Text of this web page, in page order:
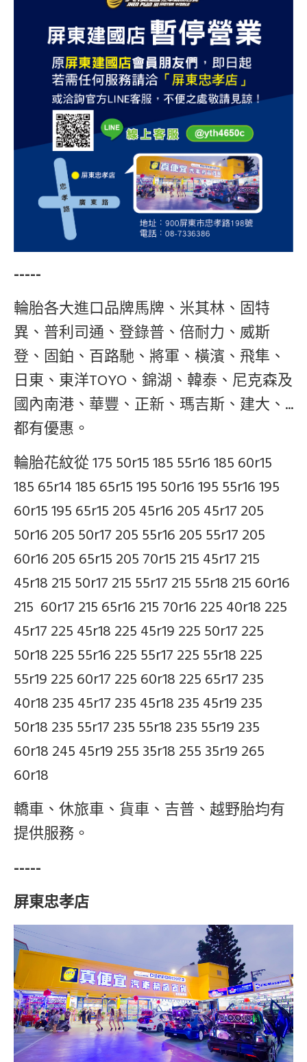
-----
輪胎各大進口品牌馬牌、米其林、固特
異、普利司通、登錄普、倍耐力、威斯
登、固鉑、百路馳、將軍、橫濱、飛隼、
日東、東洋TOYO、錦湖、韓泰、尼克森及
國內南港、華豐、正新、瑪吉斯、建大、...
都有優惠。
輪胎花紋從 175 50r15 185 55r16 185 60r15
185 65r14 185 65r15 195 50r16 195 55r16 195
60r15 195 65r15 205 45r16 205 45r17 205
50r16 205 50r17 205 55r16 205 55r17 205
60r16 205 65r15 205 70r15 215 45r17 215
45r18 215 50r17 215 55r17 215 55r18 215 60r16
215 60r17 215 65r16 215 70r16 225 40r18 225
45r17 225 45r18 225 45r19 225 50r17 225
50r18 225 55r16 225 55r17 225 55r18 225
55r19 225 60r17 225 60r18 225 65r17 235
40r18 235 45r17 235 45r18 235 45r19 235
50r18 235 55r17 235 55r18 235 55r19 235
60r18 245 45r19 255 35r18 255 35r19 265
60r18
轎車、休旅車、貨車、吉普、越野胎均有
提供服務。
-----
屏東忠孝店